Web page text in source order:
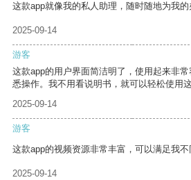
这款app就像我的私人助理，随时随地为我的
2025-09-14
游客
这款app的用户界面简洁明了，使用起来非
悉操作。我不用看说明书，就可以轻松使用这
2025-09-14
游客
这款app的视频资源非常丰富，可以满足我不
2025-09-14